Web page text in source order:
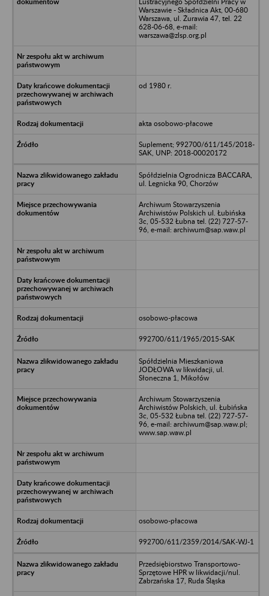
Warszawie - Składnica Akt, 00-680
Warszawa, ul. Żurawia 47, tel. 22
628-06-68, e-mail:
warszawa@zlsp.org.pl
od 1980 r.
akta osobowo-płacowe
Suplement; 992700/611/145/2018-
SAK, UNP: 2018-00020172
Spółdzielnia Ogrodnicza BACCARA,
ul. Legnicka 90, Chorzów
Archiwum Stowarzyszenia
Archiwistów Polskich ul. Łubińska
3c, 05-532 Łubna tel. (22) 727-57-
96, e-mail: archiwum@sap.waw.pl
osobowo-płacowa
992700/611/1965/2015-SAK
Spółdzielnia Mieszkaniowa
JODŁOWA w likwidacji, ul.
Słoneczna 1, Mikołów
Archiwum Stowarzyszenia
Archiwistów Polskich, ul. Łubińska
3c, 05-532 Łubna tel. (22) 727-57-
96, e-mail: archiwum@sap.waw.pl;
www.sap.waw.pl
osobowo-płacowa
992700/611/2359/2014/SAK-WJ-1
Przedsiębiorstwo Transportowo-
Sprzętowe HPR w likwidacji/nul.
Zabrzańska 17, Ruda Śląska